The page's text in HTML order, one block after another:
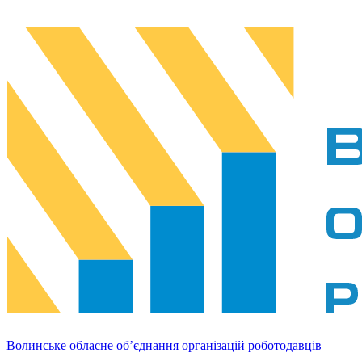
Волинське обласне об’єднання організацій роботодавців